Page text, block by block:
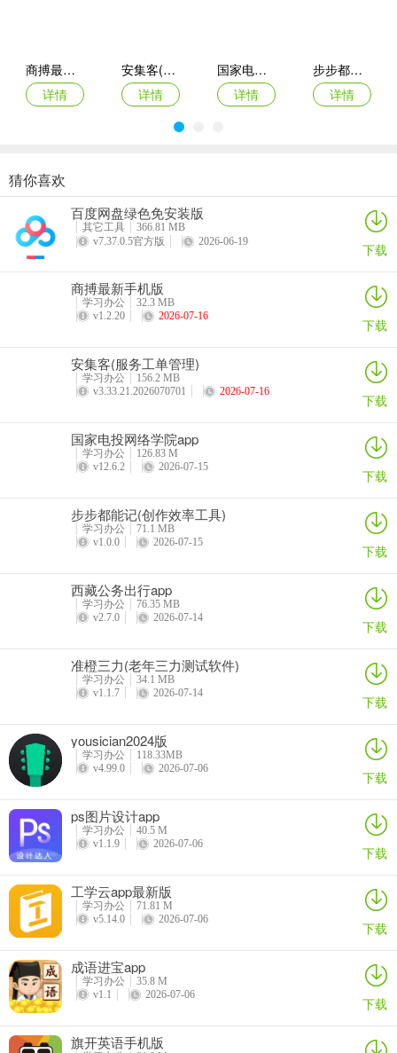
还拥有海量的祝福语可供用户在线查看，了解更多祝福语内容。
4.传递能量
其中所提供的诗词佳句都收带福的诗词佳句能够传递正能量。
对各种祝福语的查看学习来让用户为你的家人朋友送上暖心祝
使用介绍
1、用户可以先在本网站下载安装福运满满软件；
2、在软件中用户可以对各种带福的诗词佳句进行赏析查看；
3、用户可以对各种节日场所中的祝福语进行学习查看；
5、用户可以按照节日类型来对各种祝福语分类查找使用；
更新日志
v1.0.3.2024.0516.1604 版本
商搏最新手机版
详情
安集客(服务工单管理)
详情
国家电投网络学院app
详情
步步都能记(创作效率工具)
详情
西藏公务出行app
详情
准橙三力(老年三力测试软件)
详情
绿联私有云官方版
智能廊下莲湘客户端
猜你喜欢
百度网盘绿色免安装版
其它工具
366.81 MB
v7.37.0.5官方版
2026-06-19 下载
商搏最新手机版
学习办公
32.3 MB
v1.2.20
2026-07-16 下载
安集客(服务工单管理)
学习办公
156.2 MB
v3.33.21.2026070701
2026-07-16 下载
国家电投网络学院app
学习办公
126.83 M
v12.6.2
2026-07-15 下载
步步都能记(创作效率工具)
学习办公
71.1 MB
v1.0.0
2026-07-15 下载
西藏公务出行app
学习办公
76.35 MB
v2.7.0
2026-07-14 下载
准橙三力(老年三力测试软件)
学习办公
34.1 MB
v1.1.7
2026-07-14 下载
yousician2024版
学习办公
118.33MB
v4.99.0
2026-07-06 下载
ps图片设计app
学习办公
40.5 M
v1.1.9
2026-07-06 下载
工学云app最新版
学习办公
71.81 M
v5.14.0
2026-07-06 下载
成语进宝app
学习办公
35.8 M
v1.1
2026-07-06 下载
旗开英语手机版